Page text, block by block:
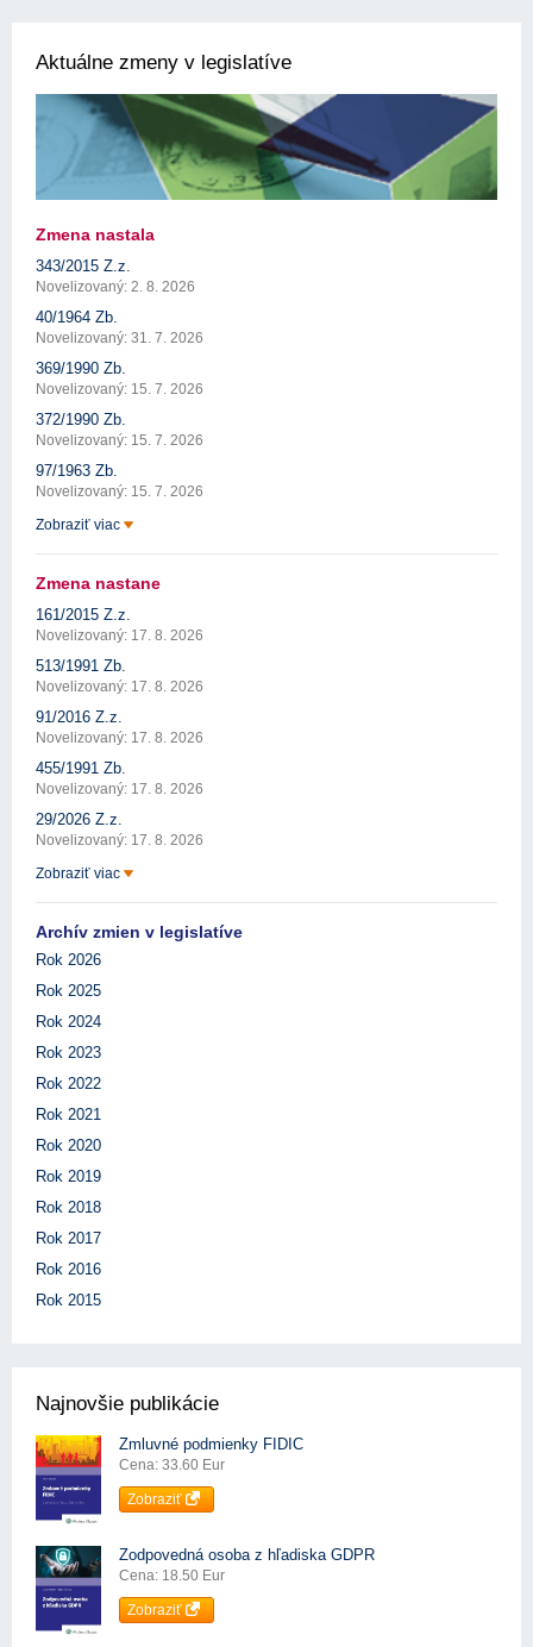
Aktuálne zmeny v legislatíve
Zmena nastala
343/2015 Z.z.
Novelizovaný: 2. 8. 2026
40/1964 Zb.
Novelizovaný: 31. 7. 2026
369/1990 Zb.
Novelizovaný: 15. 7. 2026
372/1990 Zb.
Novelizovaný: 15. 7. 2026
97/1963 Zb.
Novelizovaný: 15. 7. 2026
Zobraziť viac
Zmena nastane
161/2015 Z.z.
Novelizovaný: 17. 8. 2026
513/1991 Zb.
Novelizovaný: 17. 8. 2026
91/2016 Z.z.
Novelizovaný: 17. 8. 2026
455/1991 Zb.
Novelizovaný: 17. 8. 2026
29/2026 Z.z.
Novelizovaný: 17. 8. 2026
Zobraziť viac
Archív zmien v legislatíve
Rok 2026
Rok 2025
Rok 2024
Rok 2023
Rok 2022
Rok 2021
Rok 2020
Rok 2019
Rok 2018
Rok 2017
Rok 2016
Rok 2015
Najnovšie publikácie
Zmluvné podmienky FIDIC
Cena: 33.60 Eur
Zobraziť
Zodpovedná osoba z hľadiska GDPR
Cena: 18.50 Eur
Zobraziť